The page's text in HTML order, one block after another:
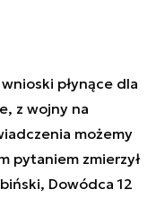
płynące dla
z wojny na
możemy
pytaniem zmierzył
Dowódca 12